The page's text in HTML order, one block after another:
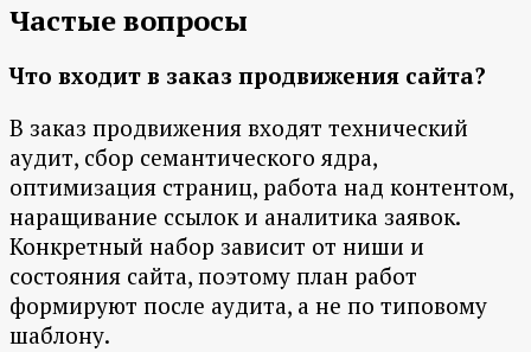
Частые вопросы
Что входит в заказ продвижения сайта?
В заказ продвижения входят технический
аудит, сбор семантического ядра,
оптимизация страниц, работа над контентом,
наращивание ссылок и аналитика заявок.
Конкретный набор зависит от ниши и
состояния сайта, поэтому план работ
формируют после аудита, а не по типовому
шаблону.